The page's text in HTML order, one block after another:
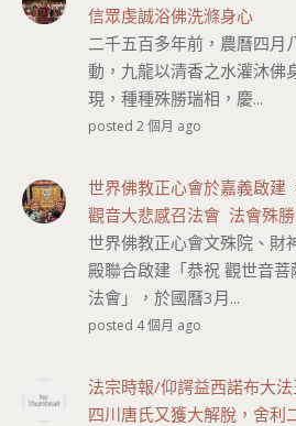
信眾虔誠浴佛洗滌身心
二千五百多年前，農曆四月
動，九龍以清香之水灌沐佛
現，種種殊勝瑞相，慶...
posted 2 個月 ago
世界佛教正心會於嘉義啟建
觀音大悲感召法會 法會殊
世界佛教正心會文殊院、財
殿聯合啟建「恭祝 觀世音
法會」，於國曆3月...
posted 4 個月 ago
法宗時報/仰諤益西諾布大
四川唐氏又獲大解脫，舍利